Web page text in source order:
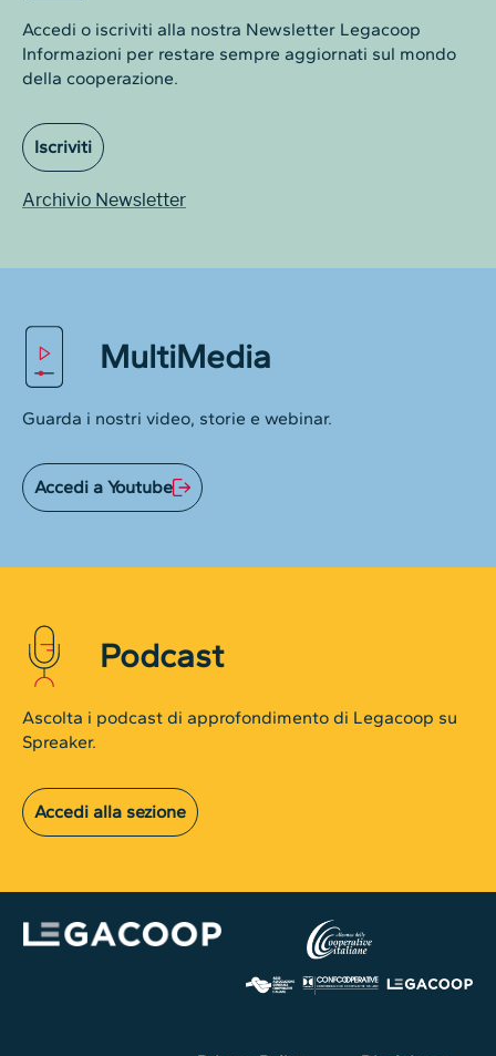
Accedi o iscriviti alla nostra Newsletter Legacoop
Informazioni per restare sempre aggiornati sul mondo
della cooperazione.
Iscriviti
Archivio Newsletter
MultiMedia
Guarda i nostri video, storie e webinar.
Accedi a Youtube
Podcast
Ascolta i podcast di approfondimento di Legacoop su
Spreaker.
Accedi alla sezione